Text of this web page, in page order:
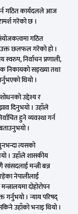
गठित कार्यदलले आज
गरेको छ ।
गठित
उक्त छलफल गरेको हो ।
निर्वाचन प्रणाली,
निकायको सङ्ख्या तथा
थियो ।
उद्देश्य र
दिनुभयो । उहाँले
हुने व्यवस्था गर्न
।
त्यसको
। उहाँले शासकीय
मन्त्री बन्न
नेपालीलाई
दोहोरोपन
गर्नुभयो । न्याय परिषद्
उहाँको भनाइ थियो ।